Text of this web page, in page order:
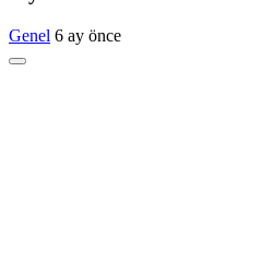
Genel 6 ay önce